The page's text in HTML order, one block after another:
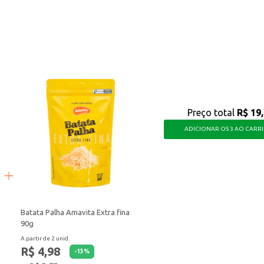
Batata Palha Amavita Extra fina
90g
A partir de 2 unid.
R$ 4,98 -13%
Preço total R$
ADICIONAR OS 3 AO